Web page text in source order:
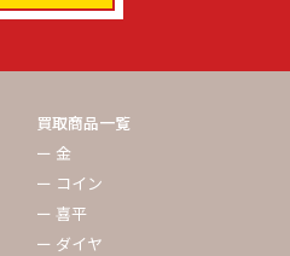
買取商品一覧
ー 金
ー コイン
ー 喜平
ー ダイヤ